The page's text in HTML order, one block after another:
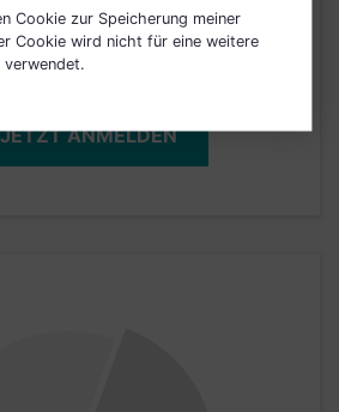
um dieses Feature
JETZT ANMELDEN
Cookie zur Speicherung meiner
Cookie wird nicht für eine weitere
verwendet.